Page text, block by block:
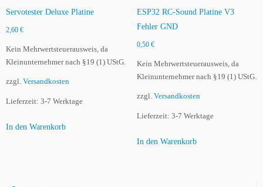
Servotester Deluxe Platine
2,60 €
Kein Mehrwertsteuerausweis, da
Kleinunternehmer nach §19 (1) UStG.
zzgl. Versandkosten
Lieferzeit: 3-7 Werktage
In den Warenkorb
ESP32 RC-Sound Platine V3
Fehler GND
0,50 €
Kein Mehrwertsteuerausweis, da
Kleinunternehmer nach §19 (1) UStG.
zzgl. Versandkosten
Lieferzeit: 3-7 Werktage
In den Warenkorb